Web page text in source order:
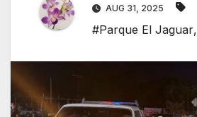
AUG 31, 2025
#Parque El Jaguar,